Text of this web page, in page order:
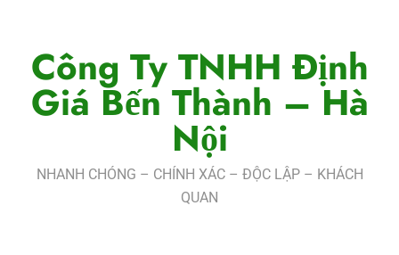
contentCông Ty TNHH Định
Giá Bến Thành – Hà
Nội
NHANH CHÓNG – CHÍNH XÁC – ĐỘC LẬP – KHÁCH
QUAN